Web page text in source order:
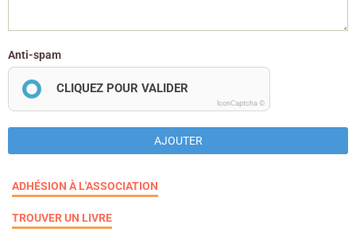
Anti-spam
CLIQUEZ POUR VALIDER
IconCaptcha ©
AJOUTER
ADHÉSION À L'ASSOCIATION
TROUVER UN LIVRE